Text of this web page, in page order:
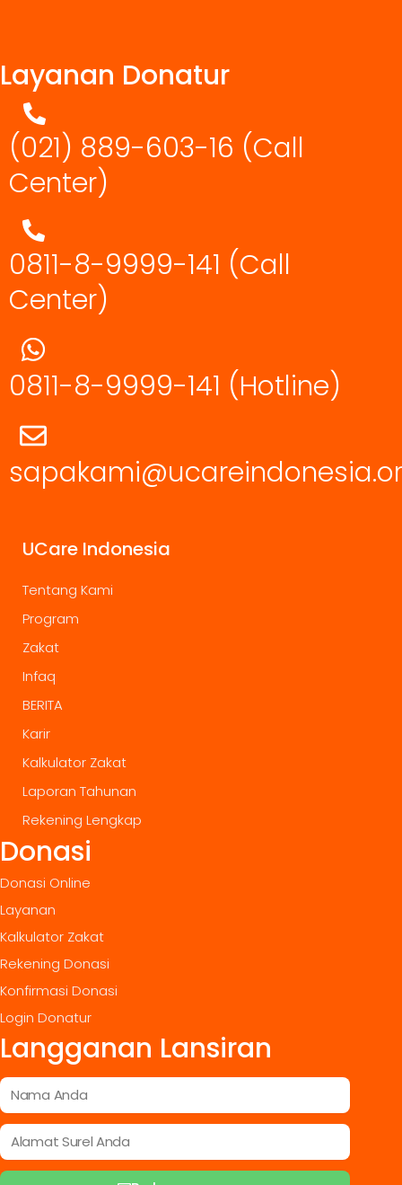
Layanan Donatur
(021) 889-603-16 (Call
Center)
0811-8-9999-141 (Call
Center)
0811-8-9999-141 (Hotline)
UCare Indonesia
Tentang Kami
Program
Zakat
Infaq
BERITA
Karir
Kalkulator Zakat
Laporan Tahunan
Rekening Lengkap
Donasi
Donasi Online
Layanan
Kalkulator Zakat
Rekening Donasi
Konfirmasi Donasi
Login Donatur
Langganan Lansiran